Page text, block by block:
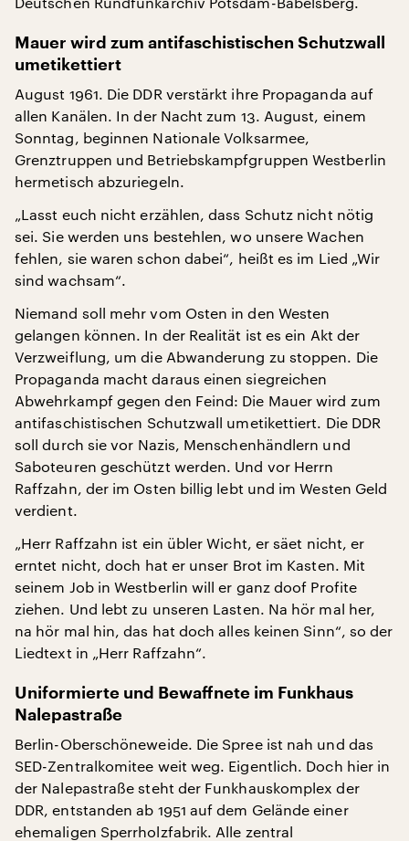
Mauer wird zum antifaschistischen Schutzwall
umetikettiert
August 1961. Die DDR verstärkt ihre Propaganda auf
allen Kanälen. In der Nacht zum 13. August, einem
Sonntag, beginnen Nationale Volksarmee,
Grenztruppen und Betriebskampfgruppen Westberlin
hermetisch abzuriegeln.
„Lasst euch nicht erzählen, dass Schutz nicht nötig
sei. Sie werden uns bestehlen, wo unsere Wachen
fehlen, sie waren schon dabei“, heißt es im Lied „Wir
sind wachsam“.
Niemand soll mehr vom Osten in den Westen
gelangen können. In der Realität ist es ein Akt der
Verzweiflung, um die Abwanderung zu stoppen. Die
Propaganda macht daraus einen siegreichen
Abwehrkampf gegen den Feind: Die Mauer wird zum
antifaschistischen Schutzwall umetikettiert. Die DDR
soll durch sie vor Nazis, Menschenhändlern und
Saboteuren geschützt werden. Und vor Herrn
Raffzahn, der im Osten billig lebt und im Westen Geld
verdient.
„Herr Raffzahn ist ein übler Wicht, er säet nicht, er
erntet nicht, doch hat er unser Brot im Kasten. Mit
seinem Job in Westberlin will er ganz doof Profite
ziehen. Und lebt zu unseren Lasten. Na hör mal her,
na hör mal hin, das hat doch alles keinen Sinn“, so der
Liedtext in „Herr Raffzahn“.
Uniformierte und Bewaffnete im Funkhaus
Nalepastraße
Berlin-Oberschöneweide. Die Spree ist nah und das
SED-Zentralkomitee weit weg. Eigentlich. Doch hier in
der Nalepastraße steht der Funkhauskomplex der
DDR, entstanden ab 1951 auf dem Gelände einer
ehemaligen Sperrholzfabrik. Alle zentral